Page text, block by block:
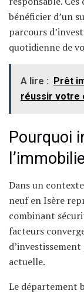
bénéficier d’un
parcours
quotidienne de
A lire : Prêt
réussir votre
Pourquoi
Dans un
neuf en Isère
combinant
facteurs
actuelle.
Le département